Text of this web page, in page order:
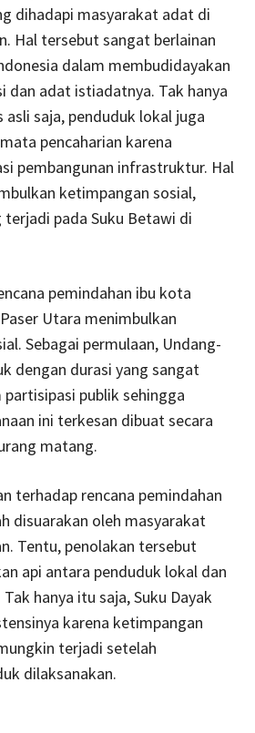
dihadapi masyarakat adat di
Hal tersebut sangat berlainan
dalam membudidayakan
dan adat istiadatnya. Tak hanya
saja, penduduk lokal juga
pencaharian karena
pembangunan infrastruktur. Hal
ketimpangan sosial,
terjadi pada Suku Betawi di
pemindahan ibu kota
Utara menimbulkan
Sebagai permulaan, Undang-
dengan durasi yang sangat
publik sehingga
ini terkesan dibuat secara
matang.
terhadap rencana pemindahan
disuarakan oleh masyarakat
Tentu, penolakan tersebut
api antara penduduk lokal dan
hanya itu saja, Suku Dayak
karena ketimpangan
terjadi setelah
dilaksanakan.